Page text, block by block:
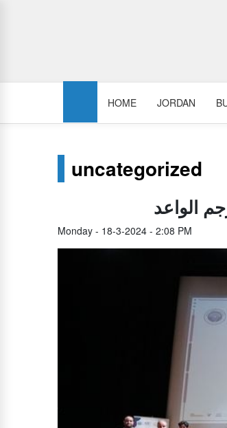
HOME JORDAN
uncategorized
الواعد
Monday - 18-3-2024 - 2:08 PM